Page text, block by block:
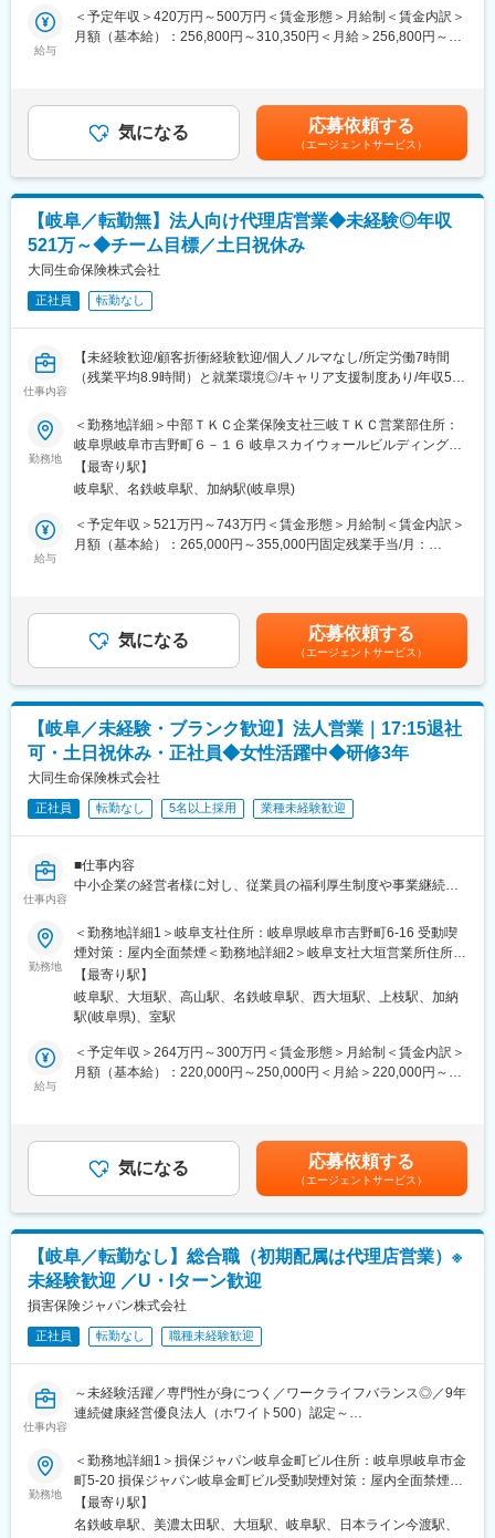
場所は岐阜駅から近い為お引越しを伴うようなことは御座いませ
ん。
・勤務地：岐阜市金町6－4 岐阜東京海上日動ビル4F
・事業内容：新規開拓や出向先からの紹介顧客の対応、同社の顧
客の対応などを行って頂きます。
※業務内容は上記内容と同じ
■企業魅力
残業は月20~30時間程／土日は会社が閉まっておりますが、顧客
との予定の調整上訪問などが発生する事も御座います。
給与は基本給＋業績給となっていますが基本給の割合が大きいた
め安定した金額を保証。勿論頑張った分はしっかり業績給に反映
ら業務に打ち込むことが可能。
で、企業とその従業員の安心を支え続ける社会的意義のある仕事
です。
・企業経営者との相談・ニーズヒアリング
・保険契約の見直しや更新手続きのサポート
■組織体制：
かんぽ生命の法人営業部門は全国82支店、すべての都道府県に支
店を構えております。チームワークを重視しながら、社員一人ひ
とりが自分の強みを活かしてお客さまに最適な提案を行っていま
す。未経験の方も安心してスタートできるよう、充実した教育カ
リキュラムとサポート体制を整えています。
■キャリアパス：
お客さまサービスの質を高めるキャリアの他に、全社的な視点か
らビジネスを推進、専門性を高めその領域を牽引するキャリア、
なキャリアを描くことができます。
■長期就業が可能な環境：
・平均残業時間9.4時間
・有給休暇取得率96%（1時間単位で取得可）
・育児休業取得率100%
■企業の特徴／魅力：
・2007年10月1日に、日本郵政公社の民営・分社化により誕生。
「日本郵政グループ」の生命保険業を担っています。
・簡易生命保険の「簡易な手続きで、国民の基礎的生活手段を保
障する」という社会的使命を受け継いでいます。
・前身である簡易生命保険から数えて2016年10月に100周年を迎
え、更なるお客さまサービス・企業価値の向上に向けた戦略的施
策を展開しています。
変更の範囲：当社がエリア基幹職（企画・法人営業コース）の業
務として規定する業務全般
給与
＜予定年収＞420万円～500万円＜賃金形態＞月給制＜賃金内訳＞
月額（基本給）：256,800円～310,350円＜月給＞256,800円～
当、都市部に勤務する社員に対する勤務地手当等を支給■詳細は社
内規程に基づき決定します。■昇給：年1回／賞与：年2回賃金は
あくまでも目安の金額であり、選考を通じて上下する可能性があ
ります。月給(月額)は固定手当を含めた表記です。
気になる 応募依頼する
（エージェントサービス）
【岐阜／転勤無】法人向け代理店営業◆未経験◎年収
521万～◆チーム目標／土日祝休み
大同生命保険株式会社
正社員 転勤なし
仕事内容
【未経験歓迎/顧客折衝経験歓迎/個人ノルマなし/所定労働7時間
（残業平均8.9時間）と就業環境◎/キャリア支援制度あり/年収521
■業務内容：
中小企業と密接な関係を持つ当社の保険代理店である税理士事務
所を定期的に訪問し、生命保険の販売推進をします。経営者・役
員もしくは従業員を対象とした「お亡くなりになった場合にそな
える」、「働けなくなった場合にそなえる」、「勇退・老後にそ
なえる」、「健康経営に取り組む」など提案のバリエーションは
豊富です。
・財務諸表のデータを用いて算出する必要な保障額を根拠にして
商品をプランニング 等
必要な保障額を適切な商品でカバーする提案手法のため、自信を
できます。
※面接にてご本人の適性を判断し、別の営業ポジションの選考をご
案内する可能性があります。
■業務の流れ：一例
8:45 出社
9:00 デスクワーク
10:00 代理店との研修・打ち合わせ(必要に応じて先輩・課長が
同行します。)
11:00 チームミーティング
(大同生命では個人目標ではなくチーム制を敷いています。)
14:00 代理店との研修・打合せ
16:00 顧客への代理店と提案同行
(代理店に同行し適切な商品提案をサポートします。)
18:30 退社
■充実した研修制度：
り、そのため商品に関する知識や税務・財務知識がなくても安心
してご入社いただき、異業種・異業界からの方も活躍しておりま
『プラチナくるみん』に認定や、ホワイト500に9年連続該当をは
じめ、育児休暇の取得はもちろん、抜群の就業環境のため長く勤
務していただける環境です。
変更の範囲：会社の定める業務
勤務地
＜勤務地詳細＞中部ＴＫＣ企業保険支社三岐ＴＫＣ営業部住所：
岐阜県岐阜市吉野町６－１６ 岐阜スカイウォールビルディング４
階勤務地最寄駅：JR線／岐阜駅受動喫煙対策：屋内全面禁煙変更
の範囲：会社の定める事業所
【最寄り駅】
岐阜駅、名鉄岐阜駅、加納駅(岐阜県)
給与
＜予定年収＞521万円～743万円＜賃金形態＞月給制＜賃金内訳＞
月額（基本給）：265,000円～355,000円固定残業手当/月：
験・能力・年齢に応じて個別に決定します。■賞与：年2回賃金は
あくまでも目安の金額であり、選考を通じて上下する可能性があ
ります。月給(月額)は固定手当を含めた表記です。
気になる 応募依頼する
（エージェントサービス）
【岐阜／未経験・ブランク歓迎】法人営業｜17:15退社
可・土日祝休み・正社員◆女性活躍中◆研修3年
大同生命保険株式会社
正社員 転勤なし 5名以上採用 業種未経験歓迎
仕事内容
■仕事内容
中小企業の経営者様に対し、従業員の福利厚生制度や事業継続に
単なる保険販売ではなく、企業経営を支えるパートナーとして経
営課題の解決をサポートします。
＜具体的には＞
提携している
・商工会議所
・納税協会
・法人会
などの会員企業へ訪問し、下記提案を行います。
・万が一のリスク対策
・経営者向け保障制度
など、企業経営を支える提案を行います。
業のため、家族や友人への勧誘はありません。
（2）提携団体との安定した営業基盤：商工会議所や納税協会など
との提携により、営業活動を行いやすい環境が整っています。
（3）未経験から専門知識を習得：入社後3年間を育成期間とし、
研修／ロールプレイング／同行営業／eラーニングなど充実した育
成体制を用意しています。
■働き方：
完全週休2日制（土日祝）／年間休日120日以上／平均有給取得
24.9日／転勤なし／17:15定時／残業ほぼなし
企業訪問が中心のため、夜間営業はほとんどありません。
同社は日本企業の99％を占める中小企業を支える法人向け生命保
険のリーディングカンパニーです。
商工会議所や納税協会などとの独自ネットワークを活かし、経営
者や従業員の安心を支えるサービスを提供しています。
勤務地
＜勤務地詳細1＞岐阜支社住所：岐阜県岐阜市吉野町6-16 受動喫
煙対策：屋内全面禁煙＜勤務地詳細2＞岐阜支社大垣営業所住所：
岐阜県大垣市南頬町1-83 太陽織物ビル3F 受動喫煙対策：屋内全
面禁煙＜勤務地詳細3＞岐阜支社高山連絡所住所：岐阜県高山市名
田町5-95-14 欅第一ビル受動喫煙対策：屋内全面禁煙変更の範
【最寄り駅】
岐阜駅、大垣駅、高山駅、名鉄岐阜駅、西大垣駅、上枝駅、加納
駅(岐阜県)、室駅
給与
＜予定年収＞264万円～300万円＜賃金形態＞月給制＜賃金内訳＞
月額（基本給）：220,000円～250,000円＜月給＞220,000円～
も目安の金額であり、選考を通じて上下する可能性があります。
月給(月額)は固定手当を含めた表記です。
気になる 応募依頼する
（エージェントサービス）
【岐阜／転勤なし】総合職（初期配属は代理店営業）※
未経験歓迎 ／U・Iターン歓迎
損害保険ジャパン株式会社
正社員 転勤なし 職種未経験歓迎
仕事内容
～未経験活躍／専門性が身につく／ワークライフバランス◎／9年
連続健康経営優良法人（ホワイト500）認定～
代理店とともにお客さまのさまざまなリスクを分析し、最適なソ
リューションを提供します。保険商品だけでなく、グループ各社
と連携した各種サービスの提案や、事故を未然に防ぐための提案
も行います。未経験から専門知識を身につけ、キャリアアップを
目指せる環境が整っています。
勤務地
＜勤務地詳細1＞損保ジャパン岐阜金町ビル住所：岐阜県岐阜市金
町5-20 損保ジャパン岐阜金町ビル受動喫煙対策：屋内全面禁煙＜
勤務地詳細2＞加茂オート第2ビル住所：岐阜県美濃加茂市古井町
字下古井2801-１ 加茂オート第2ビル受動喫煙対策：屋内全面禁煙
【最寄り駅】
名鉄岐阜駅、美濃太田駅、大垣駅、岐阜駅、日本ライン今渡駅、